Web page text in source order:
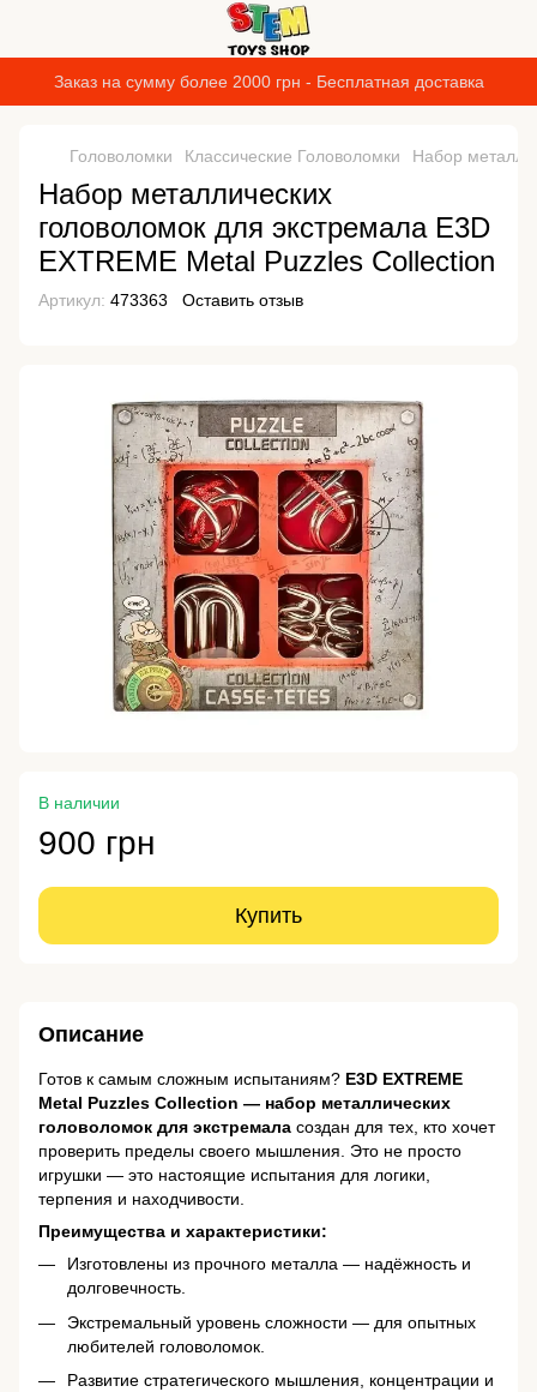
Заказ на сумму более 2000 грн - Бесплатная доставка
Головоломки Классические Головоломки Набор
Набор металлических
головоломок для экстремала E3D
EXTREME Metal Puzzles Collection
Артикул: 473363 Оставить отзыв
В наличии
900 грн
Купить
Описание
Готов к самым сложным испытаниям? E3D EXTREME
Metal Puzzles Collection — набор металлических
головоломок для экстремала создан для тех, кто хочет
проверить пределы своего мышления. Это не просто
игрушки — это настоящие испытания для логики,
терпения и находчивости.
Преимущества и характеристики:
Изготовлены из прочного металла — надёжность и
долговечность.
Экстремальный уровень сложности — для опытных
любителей головоломок.
Развитие стратегического мышления, концентрации и